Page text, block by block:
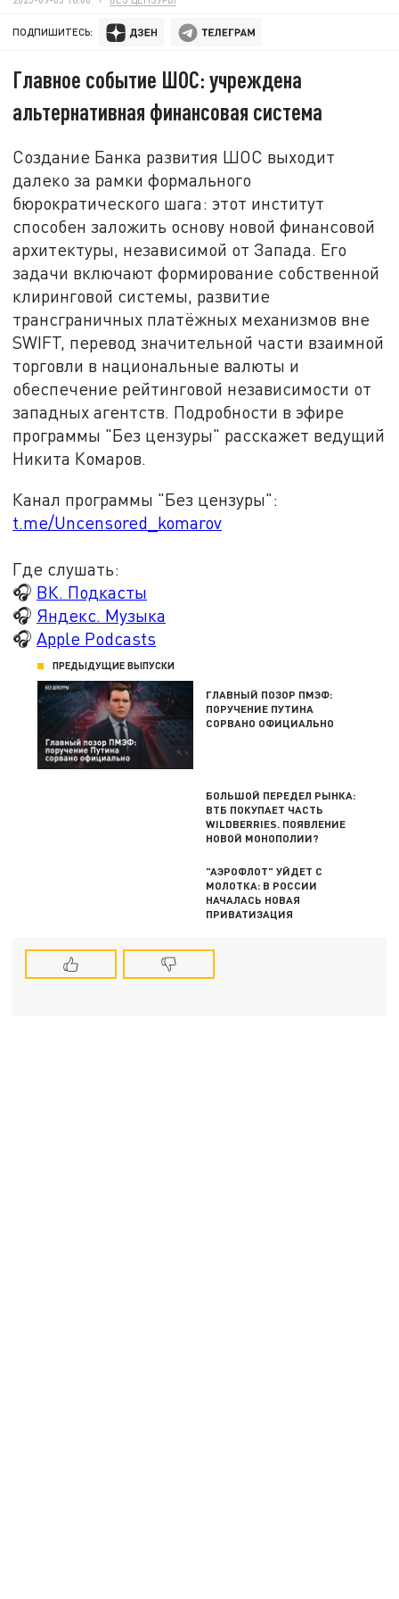
ПОДПИШИТЕСЬ:
Главное событие ШОС: учреждена
альтернативная финансовая система
Создание Банка развития ШОС выходит
далеко за рамки формального
бюрократического шага: этот институт
способен заложить основу новой финансовой
архитектуры, независимой от Запада. Его
задачи включают формирование собственной
клиринговой системы, развитие
трансграничных платёжных механизмов вне
SWIFT, перевод значительной части взаимной
торговли в национальные валюты и
обеспечение рейтинговой независимости от
западных агентств. Подробности в эфире
программы "Без цензуры" расскажет ведущий
Никита Комаров.
Канал программы "Без цензуры":
t.me/Uncensored_komarov
Где слушать:
🎧 ВК. Подкасты
🎧 Яндекс. Музыка
🎧 Apple Podcasts
ПРЕДЫДУЩИЕ ВЫПУСКИ
ГЛАВНЫЙ ПОЗОР ПМЭФ:
ПОРУЧЕНИЕ ПУТИНА
СОРВАНО ОФИЦИАЛЬНО
БОЛЬШОЙ ПЕРЕДЕЛ РЫНКА:
ВТБ ПОКУПАЕТ ЧАСТЬ
WILDBERRIES. ПОЯВЛЕНИЕ
НОВОЙ МОНОПОЛИИ?
"АЭРОФЛОТ" УЙДЕТ С
МОЛОТКА: В РОССИИ
НАЧАЛАСЬ НОВАЯ
ПРИВАТИЗАЦИЯ